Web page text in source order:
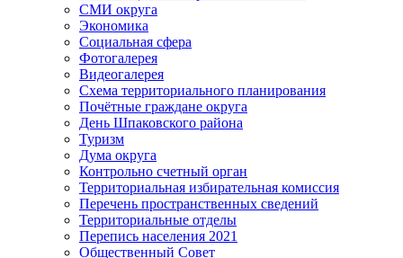
СМИ округа
Экономика
Социальная сфера
Фотогалерея
Видеогалерея
Схема территориального планирования
Почётные граждане округа
День Шпаковского района
Туризм
Дума округа
Контрольно счетный орган
Территориальная избирательная комиссия
Перечень пространственных сведений
Территориальные отделы
Перепись населения 2021
Общественный Совет